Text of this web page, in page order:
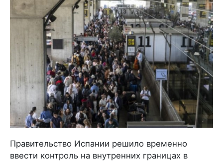
Правительство Испании решило временно
ввести контроль на внутренних границах в